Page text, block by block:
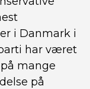
i Danmark i
har været
mange
på